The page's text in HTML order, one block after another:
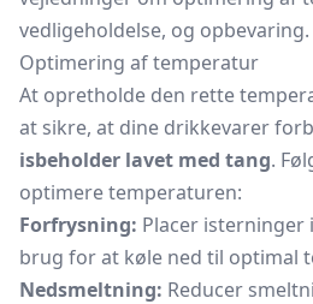
vedligeholdelse, og opbevaring.
Optimering af temperatur
At opretholde den rette
at sikre, at dine drikkevarer
isbeholder lavet med tang.
optimere temperaturen:
Forfrysning: Placer isterninger
brug for at køle ned til optimal
Nedsmeltning: Reducer